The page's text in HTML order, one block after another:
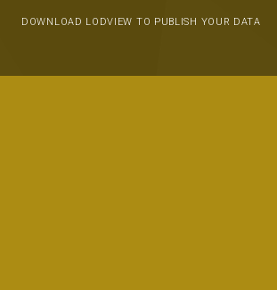
DOWNLOAD LODVIEW TO PUBLISH YOUR DATA